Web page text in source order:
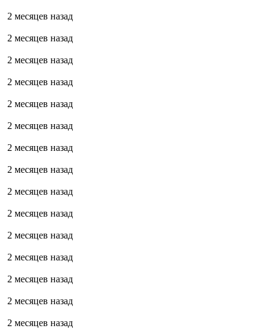
2 месяцев назад
2 месяцев назад
2 месяцев назад
2 месяцев назад
2 месяцев назад
2 месяцев назад
2 месяцев назад
2 месяцев назад
2 месяцев назад
2 месяцев назад
2 месяцев назад
2 месяцев назад
2 месяцев назад
2 месяцев назад
2 месяцев назад